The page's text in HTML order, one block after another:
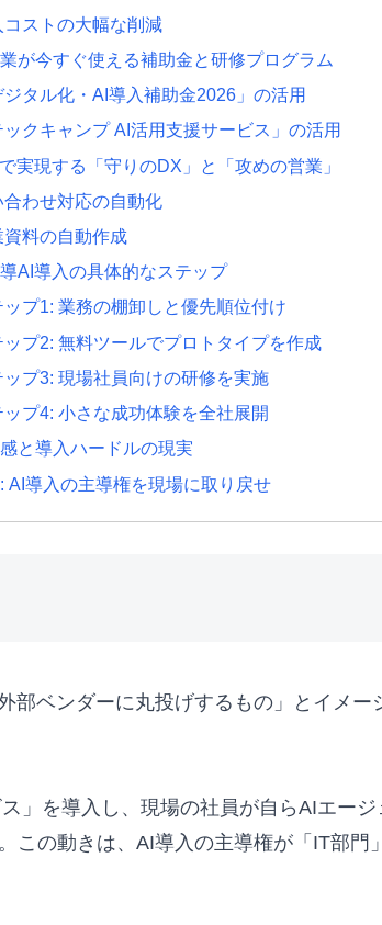
コストの大幅な削減
が今すぐ使える補助金と研修プログラム
ジタル化・AI導入補助金2026」の活用
ックキャンプ AI活用支援サービス」の活用
実現する「守りのDX」と「攻めの営業」
合わせ対応の自動化
資料の自動作成
AI導入の具体的なステップ
ップ1: 業務の棚卸しと優先順位付け
ップ2: 無料ツールでプロトタイプを作成
ップ3: 現場社員向けの研修を実施
ップ4: 小さな成功体験を全社展開
と導入ハードルの現実
AI導入の主導権を現場に取り戻せ
部ベンダーに丸投げするもの」とイメ
」を導入し、現場の社員が自らAIエー
この動きは、AI導入の主導権が「IT部